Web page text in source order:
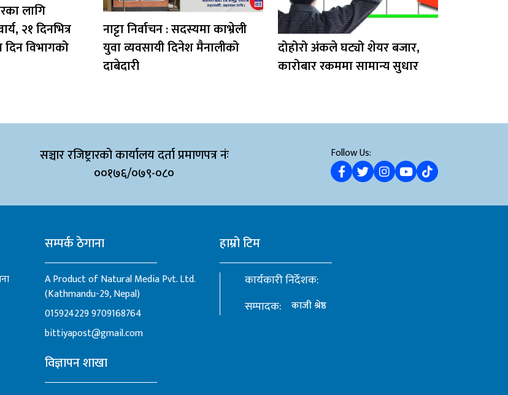
लागि
२१ दिनभित्र
विभागको
नाट्टा निर्वाचन : सदस्यमा काभ्रेली
युवा व्यवसायी दिनेश मैनालीको
दाबेदारी
दोहोरो अंकले घट्यो शेयर बजार,
कारोबार रकममा सामान्य सुधार
सञ्चार रजिष्ट्रारको कार्यालय दर्ता प्रमाणपत्र नंः
००१७६/०७९-०८०
Follow Us:
सम्पर्क ठेगाना
A Product of Natural Media Pvt. Ltd.
(Kathmandu-29, Nepal)
0159242299709168764
bittiyapost@gmail.com
विज्ञापन शाखा
हाम्रो टिम
कार्यकारी निर्देशक:
सम्पादक:
काजी श्रेष्ठ